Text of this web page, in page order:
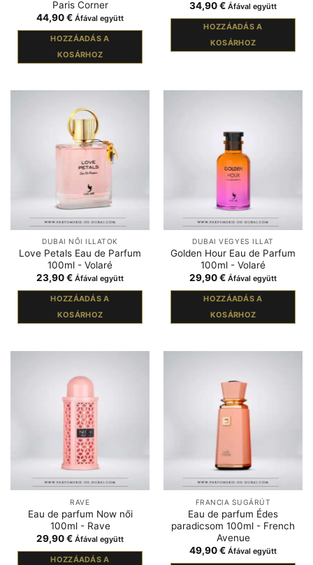
Paris Corner
44,90€ Áfával együtt
HOZZÁADÁS A
KOSÁRHOZ
34,90€ Áfával együtt
HOZZÁADÁS A
KOSÁRHOZ
DUBAI NŐI ILLATOK
Love Petals Eau de Parfum
100ml - Volaré
23,90€ Áfával együtt
HOZZÁADÁS A
KOSÁRHOZ
DUBAI VEGYES ILLAT
Golden Hour Eau de Parfum
100ml - Volaré
29,90€ Áfával együtt
HOZZÁADÁS A
KOSÁRHOZ
RAVE
Eau de parfum Now női
100ml - Rave
29,90€ Áfával együtt
HOZZÁADÁS A
FRANCIA SUGÁRÚT
Eau de parfum Édes
paradicsom 100ml - French
Avenue
49,90€ Áfával együtt